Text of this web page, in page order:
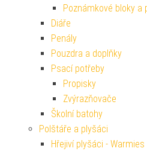
Poznámkové bloky a
Diáře
Penály
Pouzdra a doplňky
Psací potřeby
Propisky
Zvýrazňovače
Školní batohy
Polštáře a plyšáci
Hřejiví plyšáci - Warmies